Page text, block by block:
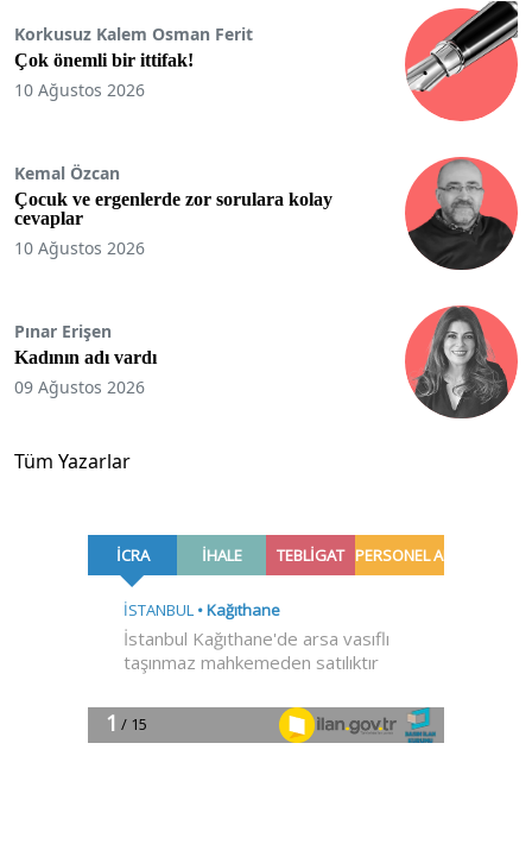
Korkusuz Kalem Osman Ferit
Çok önemli bir ittifak!
10 Ağustos 2026
Kemal Özcan
Çocuk ve ergenlerde zor sorulara kolay
cevaplar
10 Ağustos 2026
Pınar Erişen
Kadının adı vardı
09 Ağustos 2026
Tüm Yazarlar